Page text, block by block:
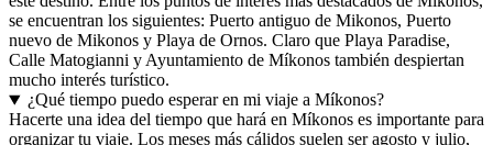
se encuentran los siguientes: Puerto antiguo de Mikonos, Puerto
nuevo de Mikonos y Playa de Ornos. Claro que Playa Paradise,
Calle Matogianni y Ayuntamiento de Míkonos también despiertan
mucho interés turístico.
¿Qué tiempo puedo esperar en mi viaje a Míkonos?
Hacerte una idea del tiempo que hará en Míkonos es importante para
organizar tu viaje. Los meses más cálidos suelen ser agosto y julio,